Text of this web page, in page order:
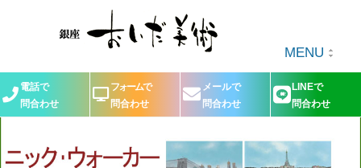
MENU
電話で
問合わせ
フォームで
問合わせ
メールで
問合わせ
LINEで
問合わせ